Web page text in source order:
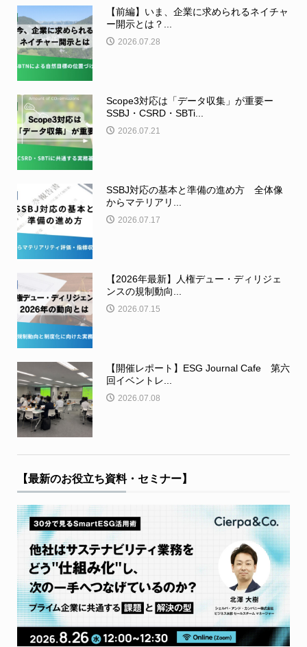
【前編】いま、企業に求められるネイチャ
ー開示とは？...
2026.07.28
Scope3対応は「データ収集」が重要ー
SSBJ・CSRD・SBTi...
2026.07.21
SSBJ対応の基本と準備の進め方 全体像
からマテリアリ...
2026.07.17
【2026年最新】人権デュー・ディリジェ
ンスの規制動向...
2026.07.15
【開催レポート】ESG Journal Cafe 第六
回イベントレ...
2026.07.08
【最新のお役立ち資料・セミナー】